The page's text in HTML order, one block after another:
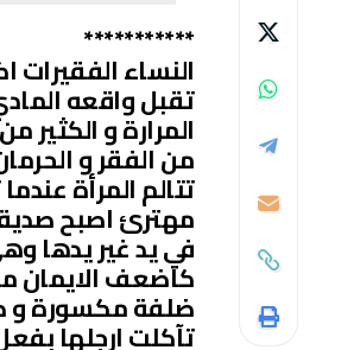
***********
النساء الفقيرات
تقبل واقعه
المرارة و
من الفقر و
تتالم المرأة
مهترئ اصبح
في يد غير يدها
كاضعف الايمان من
ضلفة مكسورة و
تآكلت ارجلها